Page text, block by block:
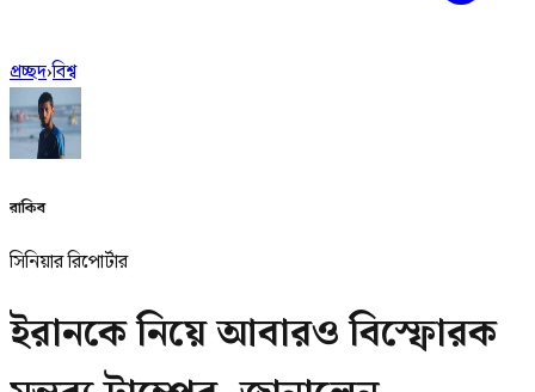
প্রচ্ছদ›বিশ্ব
রাকিব
সিনিয়ার রিপোর্টার
ইরানকে নিয়ে আবারও বিস্ফোরক